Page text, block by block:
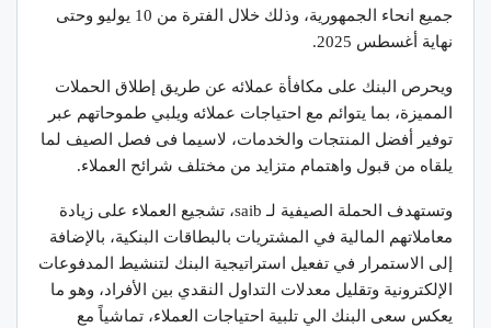
جميع انحاء الجمهورية، وذلك خلال الفترة من 10 يوليو وحتى
نهاية أغسطس 2025.
ويحرص البنك على مكافأة عملائه عن طريق إطلاق الحملات
المميزة، بما يتوائم مع احتياجات عملائه ويلبي طموحاتهم عبر
توفير أفضل المنتجات والخدمات، لاسيما فى فصل الصيف لما
يلقاه من قبول واهتمام متزايد من مختلف شرائح العملاء.
وتستهدف الحملة الصيفية لـ saib، تشجيع العملاء على زيادة
معاملاتهم المالية في المشتريات بالبطاقات البنكية، بالإضافة
إلى الاستمرار في تفعيل استراتيجية البنك لتنشيط المدفوعات
الإلكترونية وتقليل معدلات التداول النقدي بين الأفراد، وهو ما
يعكس سعى البنك الي تلبية احتياجات العملاء، تماشياً مع